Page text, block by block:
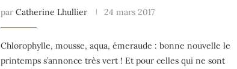
par Catherine Lhullier 24 mars 2017
Chlorophylle, mousse, aqua, émeraude : bonne nouvelle le
printemps s’annonce très vert ! Et pour celles qui ne sont